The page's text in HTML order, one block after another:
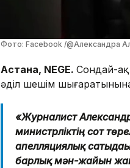
Фото: Facebook /@Александра
Астана, NEGE. Сондай-
әділ шешім шығаратынына
«Журналист
министрліктің сот
апелляциялық
барлық мән-жайын